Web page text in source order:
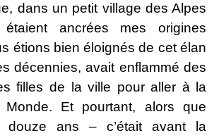
dans un petit village des Alpes
ancrées mes origines
étions bien éloignés de cet élan
décennies, avait enflammé des
filles de la ville pour aller à la
Monde. Et pourtant, alors que
douze ans – c’était avant la